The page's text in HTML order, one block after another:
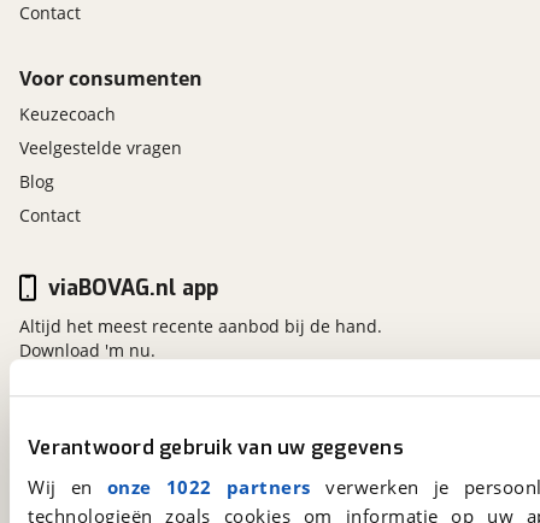
Verantwoord gebruik van uw gegevens
Wij en onze 1022 partners verwerken je
technologieën zoals cookies om informatie op
Contact
Voor consumenten
Keuzecoach
Veelgestelde vragen
Blog
Contact
viaBOVAG.nl
Kosterijland15
3981 AJ
Bunnik
viaBOVAG.nl app
Altijd het meest recente aanbod bij de hand.
Download 'm nu.